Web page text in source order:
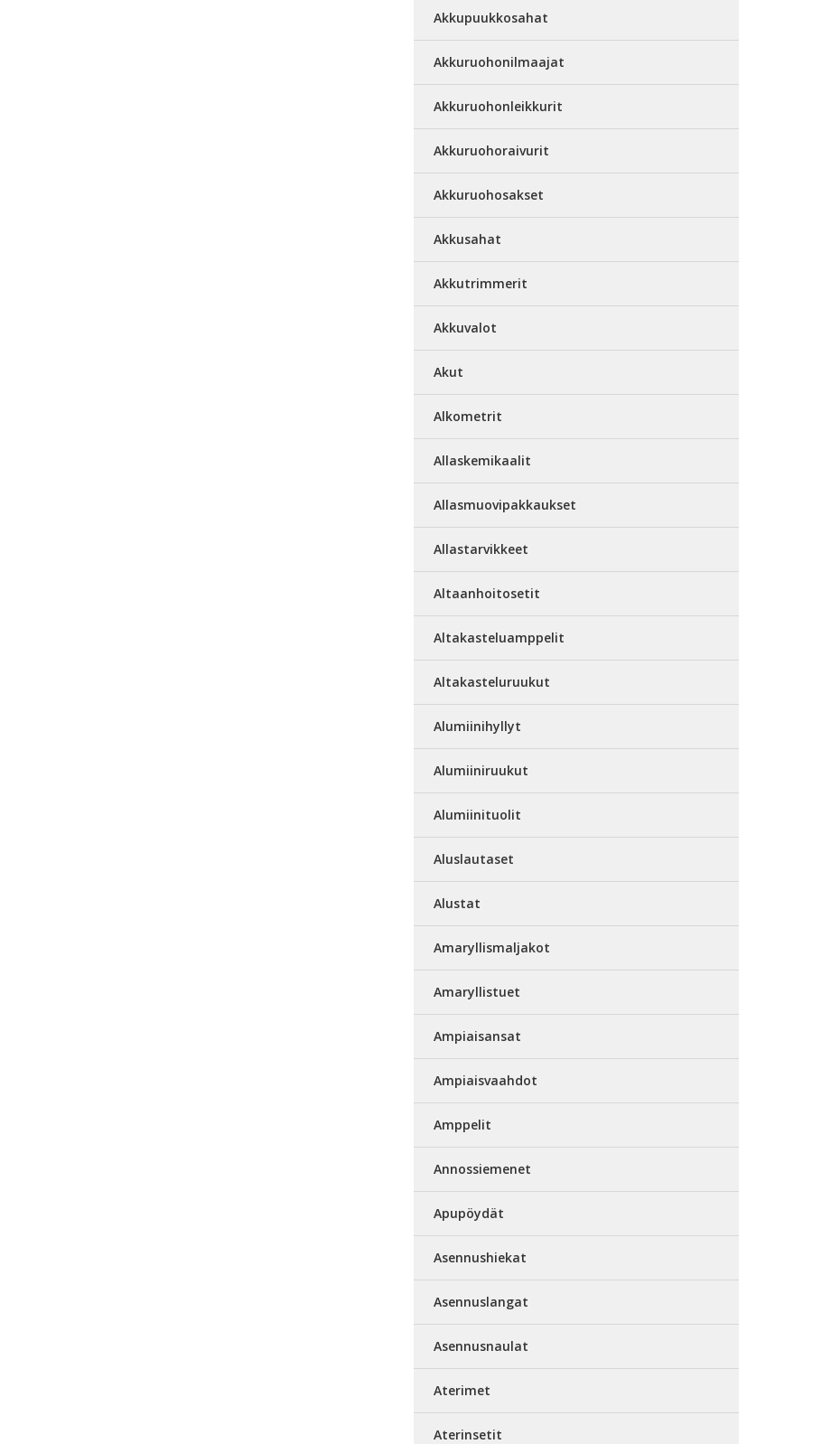
Akkupuukkosahat
Akkuruohonilmaajat
Akkuruohonleikkurit
Akkuruohoraivurit
Akkuruohosakset
Akkusahat
Akkutrimmerit
Akkuvalot
Akut
Alkometrit
Allaskemikaalit
Allasmuovipakkaukset
Allastarvikkeet
Altaanhoitosetit
Altakasteluamppelit
Altakasteluruukut
Alumiinihyllyt
Alumiiniruukut
Alumiinituolit
Aluslautaset
Alustat
Amaryllismaljakot
Amaryllistuet
Ampiaisansat
Ampiaisvaahdot
Amppelit
Annossiemenet
Apupöydät
Asennushiekat
Asennuslangat
Asennusnaulat
Aterimet
Aterinsetit